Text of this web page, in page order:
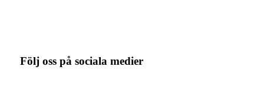
Följ oss på sociala medier